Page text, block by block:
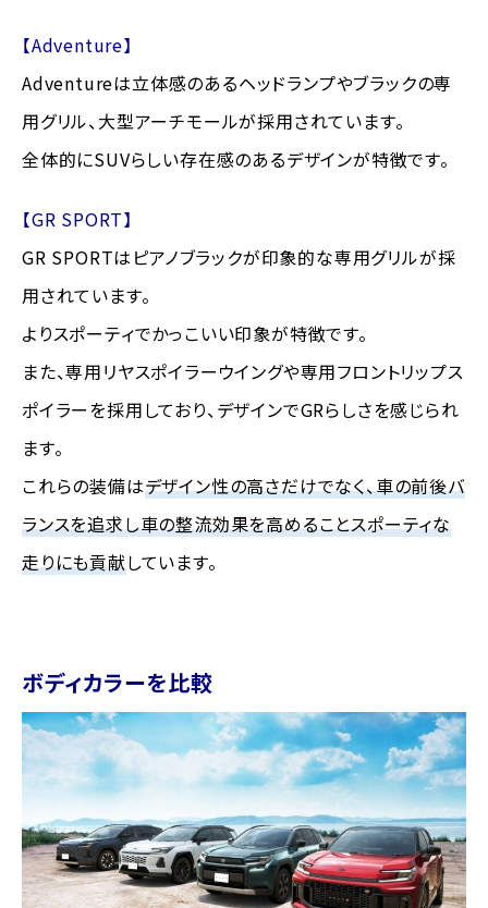
【Adventure】
Adventureは立体感のあるヘッドランプやブラックの専
用グリル、大型アーチモールが採用されています。
全体的にSUVらしい存在感のあるデザインが特徴です。
【GR SPORT】
GR SPORTはピアノブラックが印象的な専用グリルが採
用されています。
よりスポーティでかっこいい印象が特徴です。
また、専用リヤスポイラーウイングや専用フロントリップス
ポイラーを採用しており、デザインでGRらしさを感じられ
ます。
これらの装備はデザイン性の高さだけでなく、車の前後バ
ランスを追求し車の整流効果を高めることスポーティな
走りにも貢献しています。
ボディカラーを比較